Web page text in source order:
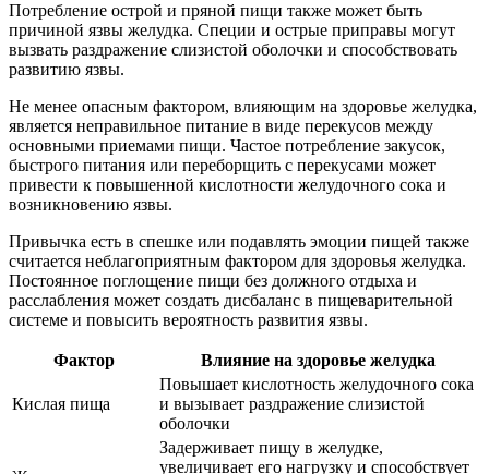
Потребление острой и пряной пищи также может быть
причиной язвы желудка. Специи и острые приправы могут
вызвать раздражение слизистой оболочки и способствовать
развитию язвы.
Не менее опасным фактором, влияющим на здоровье желудка,
является неправильное питание в виде перекусов между
основными приемами пищи. Частое потребление закусок,
быстрого питания или переборщить с перекусами может
привести к повышенной кислотности желудочного сока и
возникновению язвы.
Привычка есть в спешке или подавлять эмоции пищей также
считается неблагоприятным фактором для здоровья желудка.
Постоянное поглощение пищи без должного отдыха и
расслабления может создать дисбаланс в пищеварительной
системе и повысить вероятность развития язвы.
Фактор Влияние на здоровье желудка
Кислая пища
Повышает кислотность желудочного сока
и вызывает раздражение слизистой
оболочки
Задерживает пищу в желудке,
увеличивает его нагрузку и способствует